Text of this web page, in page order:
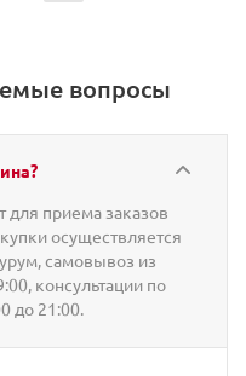
вопросы
для приема заказов
осуществляется
самовывоз из
консультации по
до 21:00.